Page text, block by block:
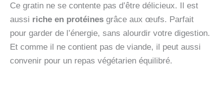
Ce gratin ne se contente pas d’être délicieux. Il est
aussi riche en protéines grâce aux œufs. Parfait
pour garder de l’énergie, sans alourdir votre digestion.
Et comme il ne contient pas de viande, il peut aussi
convenir pour un repas végétarien équilibré.